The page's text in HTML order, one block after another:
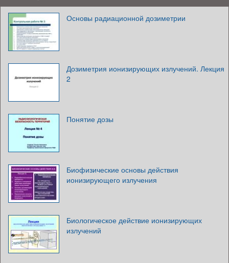
Основы радиационной дозиметрии
Дозиметрия ионизирующих излучений. Лекция
2
Понятие дозы
Биофизические основы действия
ионизирующего излучения
Биологическое действие ионизирующих
излучений